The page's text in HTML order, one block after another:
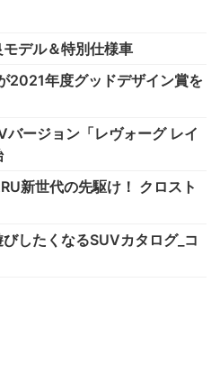
デル＆特別仕様車
2021年度グッドデザイン賞を
ージョン「レヴォーグ レイ
新世代の先駆け！ クロスト
びしたくなるSUVカタログ_コ